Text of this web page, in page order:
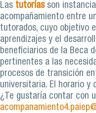
Las tutoríasson
acompañamiento entre
tutorados, cuyo objetivo
aprendizajes y el
beneficiarios de la Beca
pertinentes a las
procesos de transición
universitaria. El horario y
¿Te gustaría contar con